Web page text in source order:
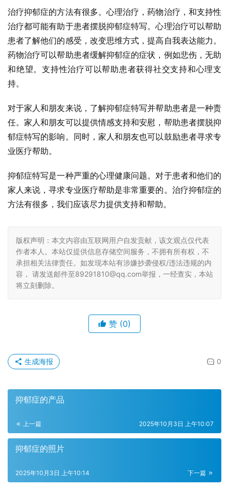
治疗抑郁症的方法有很多。心理治疗，药物治疗，和支持性
治疗都可能有助于患者摆脱抑郁症特写。心理治疗可以帮助
患者了解他们的感受，改变思维方式，提高自我表达能力。
药物治疗可以帮助患者缓解抑郁症的症状，例如悲伤，无助
和绝望。支持性治疗可以帮助患者获得社交支持和心理支
持。
对于家人和朋友来说，了解抑郁症特写并帮助患者是一种责
任。家人和朋友可以提供情感支持和安慰，帮助患者摆脱抑
郁症特写的影响。同时，家人和朋友也可以鼓励患者寻求专
业医疗帮助。
抑郁症特写是一种严重的心理健康问题。对于患者和他们的
家人来说，寻求专业医疗帮助是非常重要的。治疗抑郁症的
方法有很多，我们应该尽力提供支持和帮助。
版权声明：本文内容由互联网用户自发贡献，该文观点仅代表
作者本人。本站仅提供信息存储空间服务，不拥有所有权，不
承担相关法律责任。如发现本站有涉嫌抄袭侵权/违法违规的内
容， 请发送邮件至89291810@qq.com举报，一经查实，本站
将立刻删除。
赞 (0)
0
生成海报
抑郁症的产品
上一篇 2025年10月3日 上午10:07
抑郁症的照片
下一篇
2025年10月3日 上午10:14